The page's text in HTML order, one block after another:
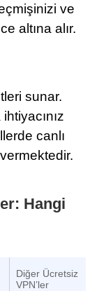
ve
altına alır.
sunar.
canlı
Hangi
Diğer Ücretsiz
VPN’ler